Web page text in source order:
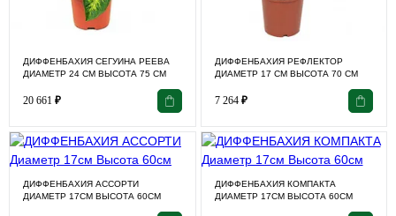
ДИФФЕНБАХИЯ СЕГУИНА РЕЕВА
ДИАМЕТР 24 СМ ВЫСОТА 75 СМ
20 661 ₽
ДИФФЕНБАХИЯ РЕФЛЕКТОР
ДИАМЕТР 17 СМ ВЫСОТА 70 СМ
7 264 ₽
ДИФФЕНБАХИЯ АССОРТИ
ДИАМЕТР 17СМ ВЫСОТА 60СМ
ДИФФЕНБАХИЯ КОМПАКТА
ДИАМЕТР 17СМ ВЫСОТА 60СМ